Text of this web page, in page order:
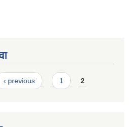
‹ previous 1 2